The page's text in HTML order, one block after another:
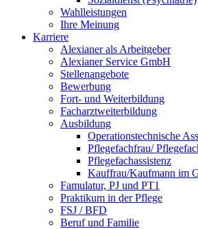
Wahlleistungen
Ihre Meinung
Karriere
Alexianer als Arbeitgeber
Alexianer Service GmbH
Stellenangebote
Bewerbung
Fort- und Weiterbildung
Facharztweiterbildung
Ausbildung
Operationstechnische
Pflegefachfrau/
Pflegefachassistenz
Kauffrau/Kaufmann im
Famulatur, PJ und PT1
Praktikum in der Pflege
FSJ / BFD
Beruf und Familie